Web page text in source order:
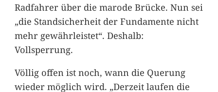
Radfahrer über die marode Brücke. Nun sei
„die Standsicherheit der Fundamente nicht
mehr gewährleistet“. Deshalb:
Vollsperrung.
Völlig offen ist noch, wann die Querung
wieder möglich wird. „Derzeit laufen die